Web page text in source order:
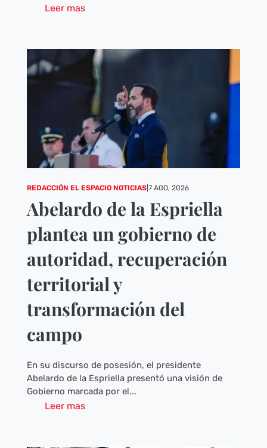
Leer mas
REDACCIÓN EL ESPACIO NOTICIAS| 7 AGO, 2026
Abelardo de la Espriella
plantea un gobierno de
autoridad, recuperación
territorial y
transformación del
campo
En su discurso de posesión, el presidente
Abelardo de la Espriella presentó una visión de
Gobierno marcada por el...
Leer mas